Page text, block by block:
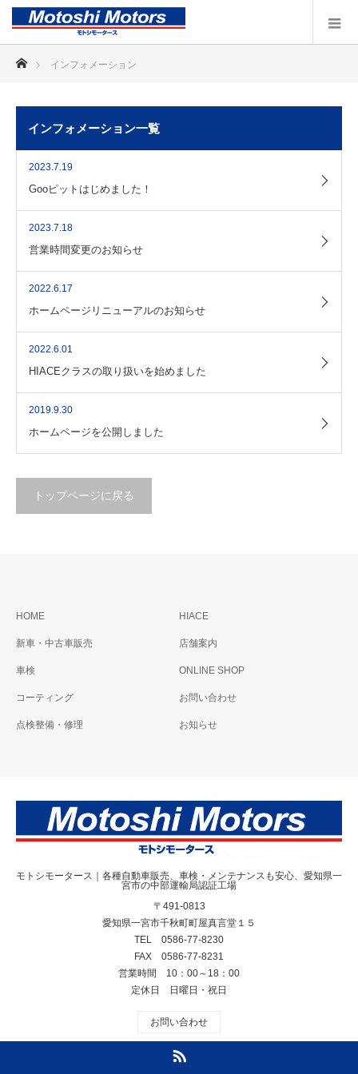
インフォメーション
インフォメーション一覧
2023.7.19
Gooピットはじめました！
2023.7.18
営業時間変更のお知らせ
2022.6.17
ホームページリニューアルのお知らせ
2022.6.01
HIACEクラスの取り扱いを始めました
2019.9.30
ホームページを公開しました
トップページに戻る
HOME
新車・中古車販売
車検
コーティング
点検整備・修理
HIACE
店舗案内
ONLINE SHOP
お問い合わせ
お知らせ
モトシモータース｜各種自動車販売、車検・メンテナンスも安心、愛知県一
宮市の中部運輸局認証工場
〒491-0813
愛知県一宮市千秋町町屋真言堂１５
TEL 0586-77-8230
FAX 0586-77-8231
営業時間 10：00～18：00
定休日 日曜日・祝日
お問い合わせ